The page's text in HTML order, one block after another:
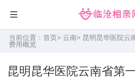
当前位置： 首页> 云南> 昆明昆华医院云
费用概览
昆明昆华医院云南省第